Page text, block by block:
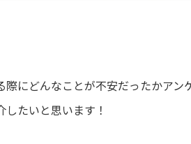
にどんなことが不安だったかアン
たいと思います！